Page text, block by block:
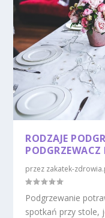
RODZAJE
przez zakatek-
Podgrzewanie
spotkań przy stole,